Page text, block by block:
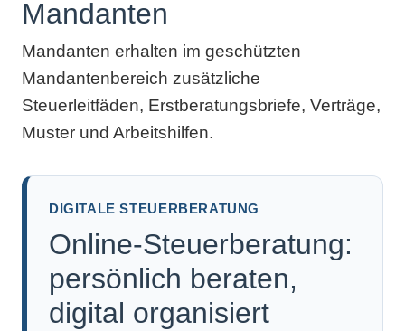
Mandanten
Mandanten erhalten im geschützten
Mandantenbereich zusätzliche
Steuerleitfäden, Erstberatungsbriefe, Verträge,
Muster und Arbeitshilfen.
DIGITALE STEUERBERATUNG
Online-Steuerberatung:
persönlich beraten,
digital organisiert